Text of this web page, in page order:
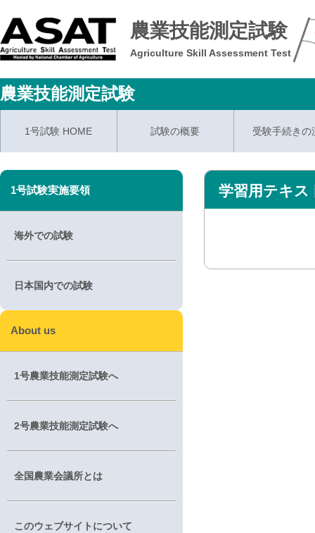
農業技能測定試験
Agriculture Skill Assessment Test
農業技能測定試験
1号試験 HOME 試験の概要 受験手続きの
学習用テキス
1号試験実施要領
海外での試験
日本国内での試験
About us
1号農業技能測定試験へ
2号農業技能測定試験へ
全国農業会議所とは
このウェブサイトについて